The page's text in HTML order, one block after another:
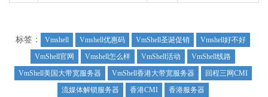
标签： Vmshell Vmshell优惠码 VmShell圣诞促销
Vmshell好不好
VmShell官网
Vmshell怎么样 VmShell活动
VmShell线路
VmShell美国大带宽服务器
VmShell香港大带宽服务器
回程三网CMI
流媒体解锁服务器
香港CMI 香港服务器